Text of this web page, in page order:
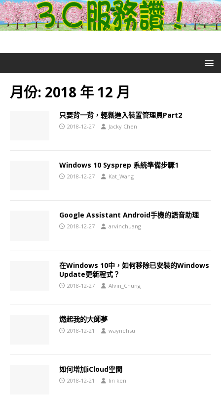
月份: 2018 年 12 月
只要背一背，輕鬆進入裝置管理員Part2
2018-12-27 Jacky Chen
Windows 10 Sysprep 系統準備步驟1
2018-12-27 Kat_Wang
Google Assistant Android手機的語音助理
2018-12-27 arvinchuang
在Windows 10中，如何移除已安裝的Windows
Update更新程式？
2018-12-27 Alvin_Chung
燃起我的大師夢
2018-12-21 waynehsu
如何增加iCloud空間
2018-12-21 lin ken